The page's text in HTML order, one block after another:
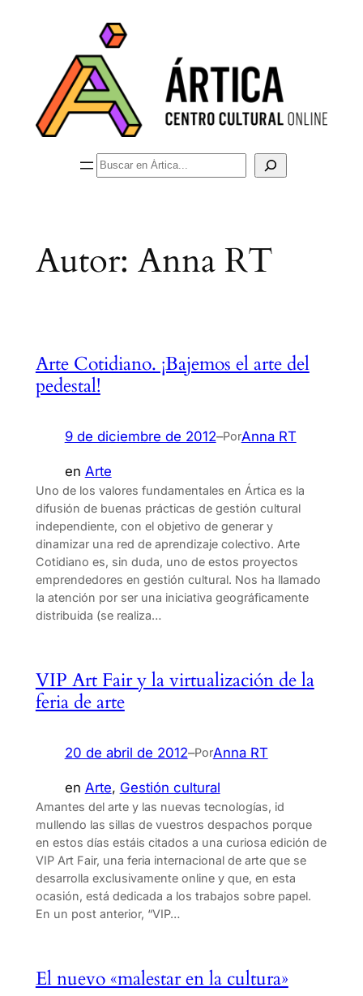
Buscar
Autor: Anna RT
Arte Cotidiano. ¡Bajemos el arte del
pedestal!
9 de diciembre de 2012–PorAnna RT
en Arte
Uno de los valores fundamentales en Ártica es la
difusión de buenas prácticas de gestión cultural
independiente, con el objetivo de generar y
dinamizar una red de aprendizaje colectivo. Arte
Cotidiano es, sin duda, uno de estos proyectos
emprendedores en gestión cultural. Nos ha llamado
la atención por ser una iniciativa geográficamente
distribuida (se realiza…
VIP Art Fair y la virtualización de la
feria de arte
20 de abril de 2012–PorAnna RT
en Arte, Gestión cultural
Amantes del arte y las nuevas tecnologías, id
mullendo las sillas de vuestros despachos porque
en estos días estáis citados a una curiosa edición de
VIP Art Fair, una feria internacional de arte que se
desarrolla exclusivamente online y que, en esta
ocasión, está dedicada a los trabajos sobre papel.
En un post anterior, “VIP…
El nuevo «malestar en la cultura»